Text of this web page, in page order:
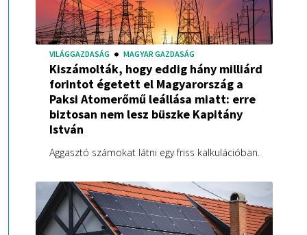
VILÁGGAZDASÁG MAGYAR GAZDASÁG
Kiszámolták, hogy eddig hány milliárd
forintot égetett el Magyarország a
Paksi Atomerőmű leállása miatt: erre
biztosan nem lesz büszke Kapitány
István
Aggasztó számokat látni egy friss kalkulációban.